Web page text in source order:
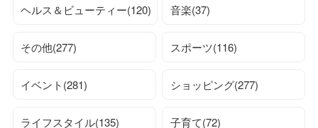
ヘルス＆ビューティー(120) 音楽(37)
その他(277) スポーツ(116)
イベント(281) ショッピング(277)
ライフスタイル(135) 子育て(72)